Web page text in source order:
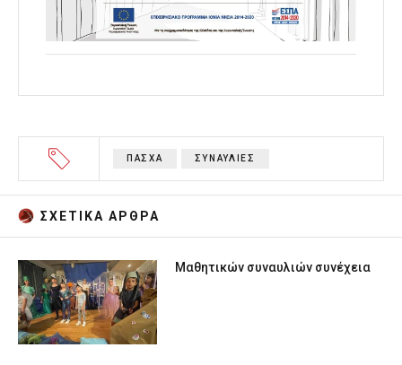
ΠΑΣΧΑ ΣΥΝΑΥΛΙΕΣ
ΣΧΕΤΙΚA AΡΘΡΑ
Μαθητικών συναυλιών συνέχεια